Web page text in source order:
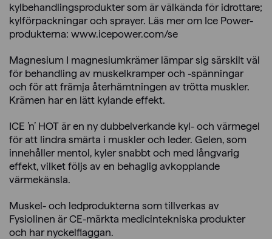
kylbehandlingsprodukter som är välkända för idrottare;
kylförpackningar och sprayer. Läs mer om Ice Power-
produkterna: www.icepower.com/se
Magnesium I magnesiumkrämer lämpar sig särskilt väl
för behandling av muskelkramper och -spänningar
och för att främja återhämtningen av trötta muskler.
Krämen har en lätt kylande effekt.
ICE ’n’ HOT är en ny dubbelverkande kyl- och värmegel
för att lindra smärta i muskler och leder. Gelen, som
innehåller mentol, kyler snabbt och med långvarig
effekt, vilket följs av en behaglig avkopplande
värmekänsla.
Muskel- och ledprodukterna som tillverkas av
Fysiolinen är CE-märkta medicintekniska produkter
och har nyckelflaggan.